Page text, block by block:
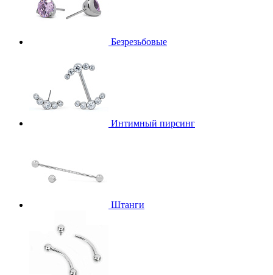
Безрезьбовые
Интимный пирсинг
Штанги